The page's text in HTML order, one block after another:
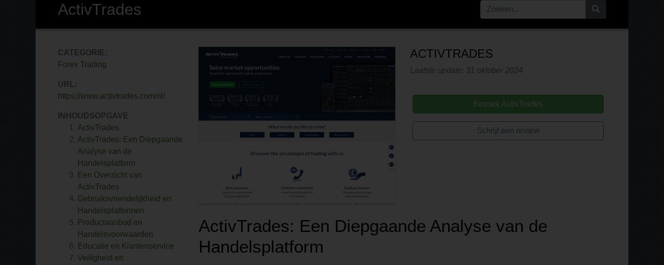
ActivTrades
CATEGORIE:
Forex Trading
URL:
https://www.activtrades.com/nl/
INHOUDSOPGAVE
ActivTrades
ActivTrades: Een Diepgaande
Analyse van de
Handelsplatform
Een Overzicht van
ActivTrades
Gebruiksvriendelijkheid en
Handelsplatformen
Productaanbod en
Handelsvoorwaarden
Educatie en Klantenservice
Veiligheid en
ACTIVTRADES
Laatste update: 31 oktober 2024
Bezoek ActivTrades
Schrijf een review
ActivTrades: Een Diepgaande Analyse van de
Handelsplatform